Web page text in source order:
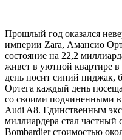
Прошлый год оказался
империи Zara, Амансио
состояние на 22,2
живет в уютной квартире
день носит синий пиджак,
Ортега каждый день
со своими подчиненными
Audi A8. Единственным
миллиардера стал частный
Bombardier стоимостью